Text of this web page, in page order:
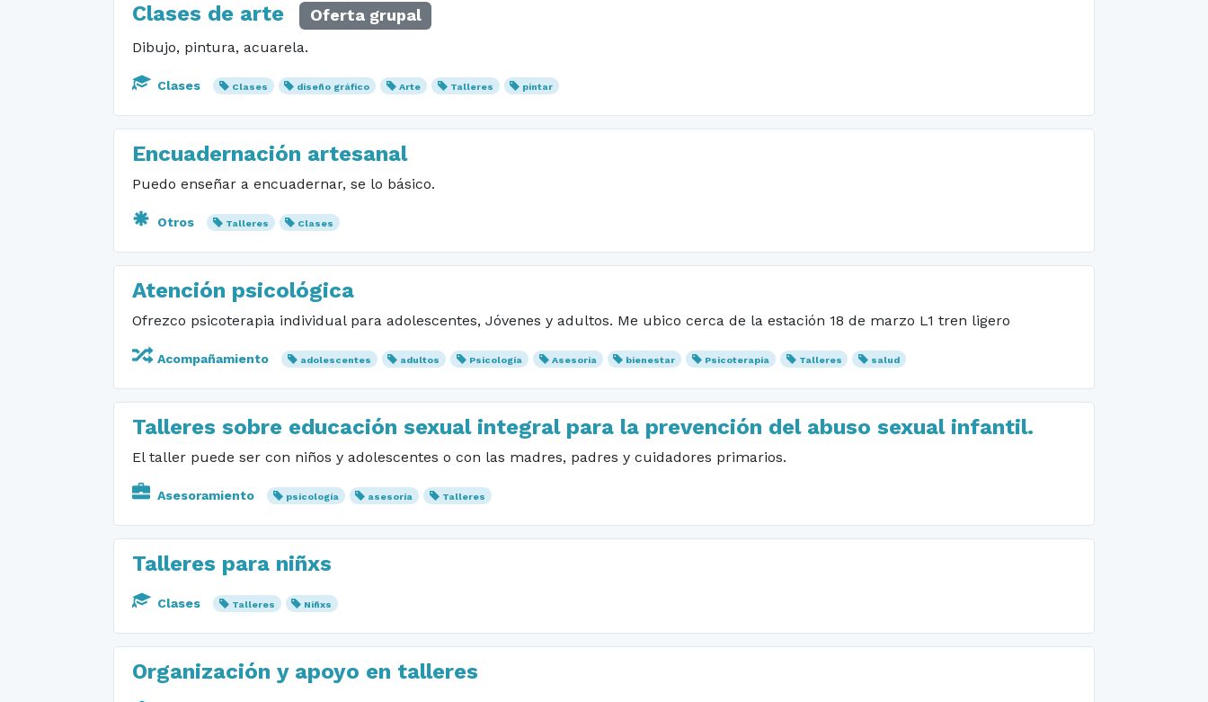
Clases de arte Oferta grupal
Dibujo, pintura, acuarela.
Clases Clases diseño gráfico Arte Talleres pintar
Encuadernación artesanal
Puedo enseñar a encuadernar, se lo básico.
Otros Talleres Clases
Atención psicológica
Ofrezco psicoterapia individual para adolescentes, Jóvenes y adultos. Me ubico cerca de la estación 18 de marzo L1 tren ligero
Acompañamiento adolescentes adultos Psicología Asesoría bienestar Psicoterapia Talleres salud
Talleres sobre educación sexual integral para la prevención del abuso sexual infantil.
El taller puede ser con niños y adolescentes o con las madres, padres y cuidadores primarios.
Asesoramiento psicología asesoría Talleres
Talleres para niñxs
Clases Talleres Niñxs
Organización y apoyo en talleres